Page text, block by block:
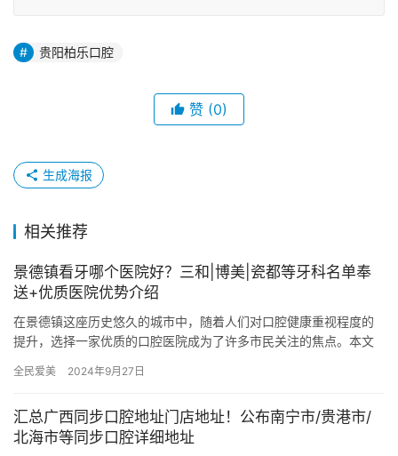
贵阳柏乐口腔
赞 (0)
生成海报
相关推荐
景德镇看牙哪个医院好？三和|博美|瓷都等牙科名单奉
送+优质医院优势介绍
在景德镇这座历史悠久的城市中，随着人们对口腔健康重视程度的
提升，选择一家优质的口腔医院成为了许多市民关注的焦点。本文
前三家…
全民爱美 2024年9月27日
汇总广西同步口腔地址门店地址！公布南宁市/贵港市/
北海市等同步口腔详细地址